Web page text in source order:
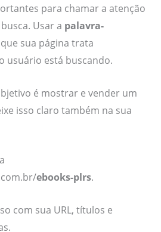
para chamar a atenção
Usar a palavra-
sua página trata
usuário está buscando.
é mostrar e vender um
isso claro também na sua
ebooks-plrs.
com sua URL, títulos e